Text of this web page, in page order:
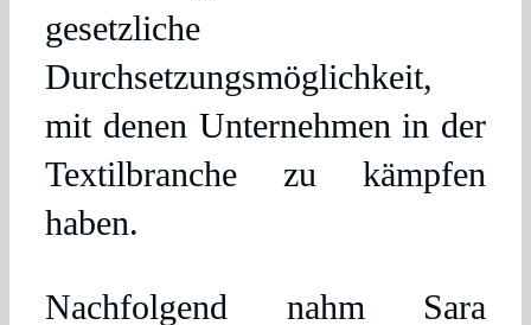
gesetzliche
Durchsetzungsmöglichkeit,
mit denen Unternehmen in der
Textilbranche zu kämpfen
haben.
Nachfolgend nahm Sara